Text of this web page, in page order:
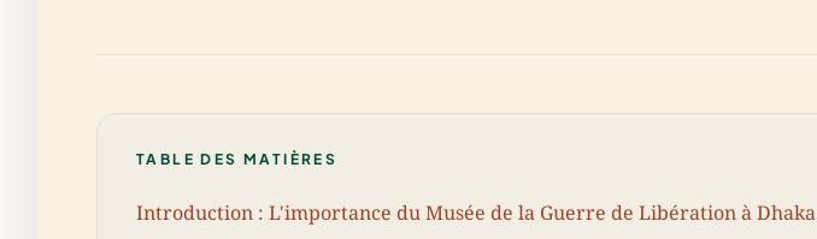
TABLE DES MATIÈRES
Introduction : L'importance du Musée de la Guerre de Libération à Dhaka